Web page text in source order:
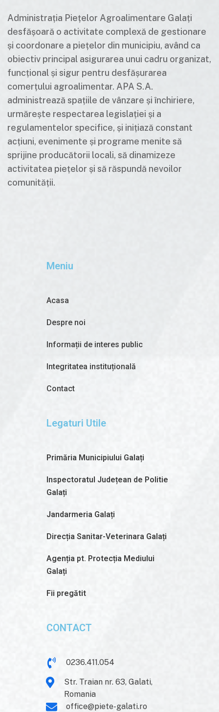
Administrația Piețelor Agroalimentare Galați
desfășoară o activitate complexă de gestionare
și coordonare a piețelor din municipiu, având ca
obiectiv principal asigurarea unui cadru organizat,
funcțional și sigur pentru desfășurarea
comerțului agroalimentar. APA S.A.
administrează spațiile de vânzare și închiriere,
urmărește respectarea legislației și a
regulamentelor specifice, și inițiază constant
acțiuni, evenimente și programe menite să
sprijine producătorii locali, să dinamizeze
activitatea piețelor și să răspundă nevoilor
comunității.
Meniu
Acasa
Despre noi
Informații de interes public
Integritatea instituțională
Contact
Legaturi Utile
Primăria Municipiului Galați
Inspectoratul Județean de Politie
Galați
Jandarmeria Galați
Direcția Sanitar-Veterinara Galați
Agenția pt. Protecția Mediului
Galați
Fii pregătit
CONTACT
0236.411.054
Str. Traian nr. 63, Galati,
Romania
office@piete-galati.ro